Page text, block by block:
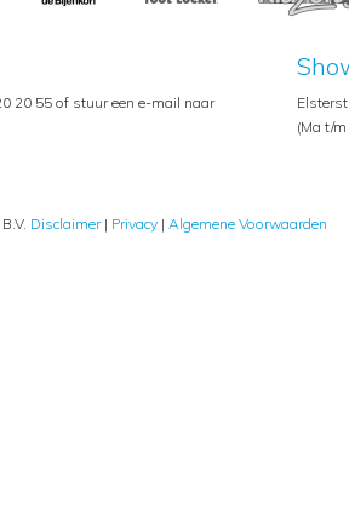
20 55 of stuur een e-mail naar
(Ma t/
Disclaimer| Privacy | Algemene Voorwaarden